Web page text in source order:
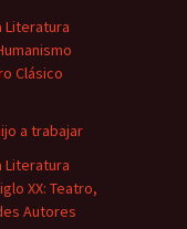
Literatura
Clásico
a trabajar
Literatura
XX: Teatro,
Autores